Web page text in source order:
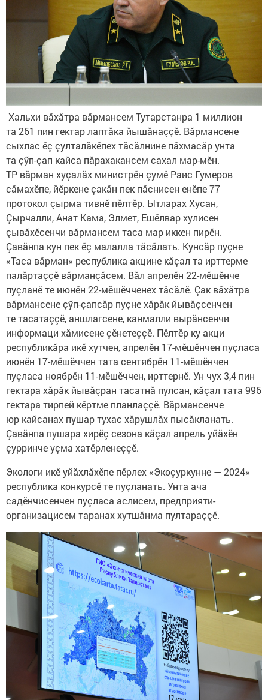
Хальхи вăхăтра вăрмансем Тутарстанра 1 миллион
та 261 пин гектар лаптăка йышăнаççӗ. Вăрмансене
сыхлас ӗç çулталăкӗпех тăсăлнине пăхмасăр унта
та çӳп-çап кайса пăрахакансем сахал мар-мӗн.
ТР вăрман хуçалăх министрӗн çумӗ Раис Гумеров
сăмахӗпе, йӗркене çакăн пек пăснисен енӗпе 77
протокол çырма тивнӗ пӗлтӗр. Ытларах Хусан,
Çырчалли, Анат Кама, Элмет, Ешӗлвар хулисен
çывăхӗсенчи вăрмансем таса мар иккен пирӗн.
Çавăнпа кун пек ӗç малалла тăсăлать. Кунсăр пуçне
«Таса вăрман» республика акцине кăçал та ирттерме
палăртаççӗ вăрманçăсем. Вăл апрелӗн 22-мӗшӗнче
пуçланӗ те июнӗн 22-мӗшӗчченех тăсăлӗ. Çак вăхăтра
вăрмансене çӳп-çапсăр пуçне хăрăк йывăçсенчен
те тасатаççӗ, аншлагсене, канмалли вырăнсенчи
информаци хăмисене çӗнетеççӗ. Пӗлтӗр ку акци
республикăра икӗ хутчен, апрелӗн 17-мӗшӗнчен пуçласа
июнӗн 17-мӗшӗччен тата сентябрӗн 11-мӗшӗнчен
пуçласа ноябрӗн 11-мӗшӗччен, ирттернӗ. Ун чух 3,4 пин
гектара хăрăк йывăçран тасатнă пулсан, кăçал тата 996
гектара тирпей кӗртме планлаççӗ. Вăрмансенче
юр кайсанах пушар тухас хăрушлăх пысăкланать.
Çавăнпа пушара хирӗç сезона кăçал апрель уйăхӗн
çурринче уçма хатӗрленеççӗ.
Экологи икӗ уйăхлăхӗпе пӗрлех «Экоçуркунне — 2024»
республика конкурсӗ те пуçланать. Унта ача
садӗнчисенчен пуçласа аслисем, предприяти-
организацисем таранах хутшăнма пултараççӗ.